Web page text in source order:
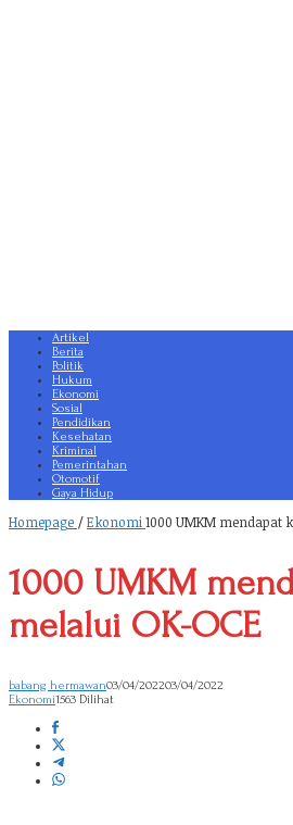
Artikel
Berita
Politik
Hukum
Ekonomi
Sosial
Pendidikan
Kesehatan
Kriminal
Pemerintahan
Otomotif
Gaya Hidup
Homepage /Ekonomi1000 UMKM mendapat
1000 UMKM
melalui OK-OCE
babang hermawan03/04/202203/04/2022
Ekonomi1563 Dilihat